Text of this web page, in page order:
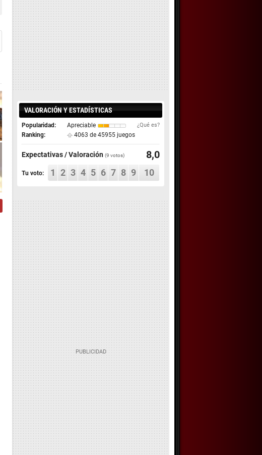
VALORACIÓN Y ESTADÍSTICAS
Popularidad: Apreciable ¿Qué es?
Ranking: 4063 de 45955 juegos
Expectativas / Valoración (9 votos) 8,0
Tu voto: 1 2 3 4 5 6 7 8 9 10